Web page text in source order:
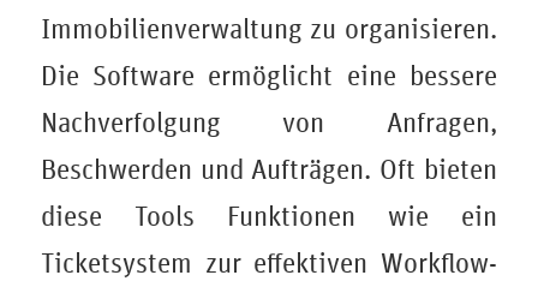
Immobilienverwaltung zu organisieren.
Die Software ermöglicht eine bessere
Nachverfolgung von Anfragen,
Beschwerden und Aufträgen. Oft bieten
diese Tools Funktionen wie ein
Ticketsystem zur effektiven Workflow-